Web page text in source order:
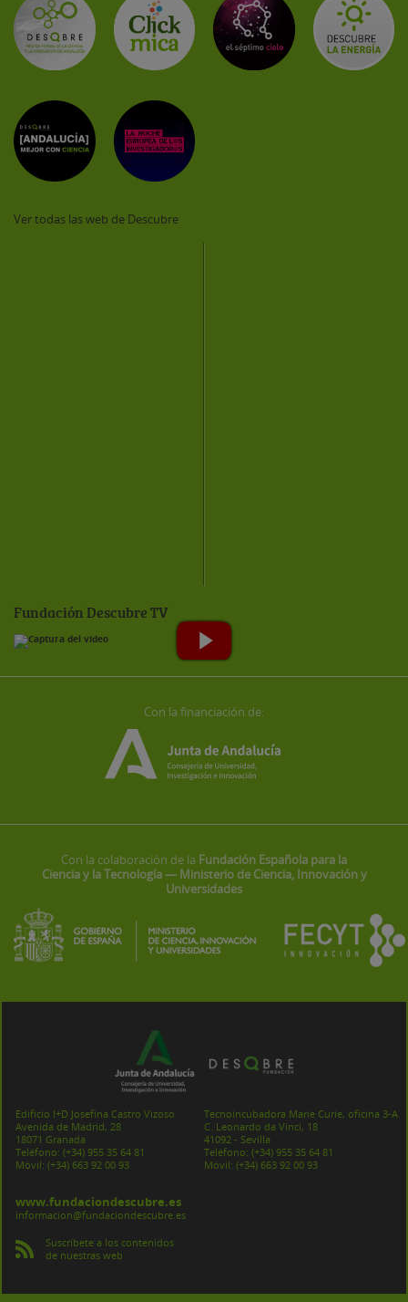
Ver todas las web de Descubre
Fundación Descubre TV
Con la financiación de:
Con la colaboración de la Fundación Española para la
Ciencia y la Tecnología — Ministerio de Ciencia, Innovación y
Universidades
Edificio I+D Josefina Castro Vizoso
Avenida de Madrid, 28
18071 Granada
Teléfono: (+34) 955 35 64 81
Móvil: (+34) 663 92 00 93
Tecnoincubadora Marie Curie, oficina 3-A
C. Leonardo da Vinci, 18
41092 - Sevilla
Teléfono: (+34) 955 35 64 81
Móvil: (+34) 663 92 00 93
www.fundaciondescubre.es
informacion@fundaciondescubre.es
Suscríbete a los contenidos
de nuestras web